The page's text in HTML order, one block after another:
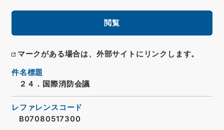
閲覧
マークがある場合は、外部サイトにリンクします。
件名標題
２４．国際消防会議
レファレンスコード
B07080517300